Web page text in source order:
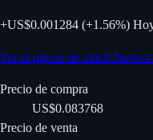
+US$0.001284 (+1.56%)
Ver el precio de 1inch
Precio de compra
US$0.083768
Precio de venta